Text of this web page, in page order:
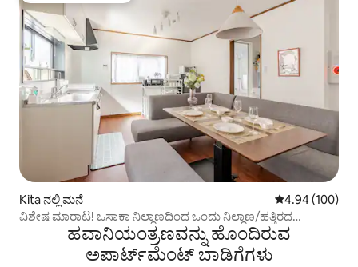
Kita ನಲ್ಲಿ ಮನೆ 5 ರಲ್ಲಿ 4.94
4.94 (100)
ವಿಶೇಷ ಮಾರಾಟ! ಒಸಾಕಾ ನಿಲ್ದಾಣದಿಂದ ಒಂದು ನಿಲ್ದಾಣ/ಹತ್ತಿರದ
ನಿಲ್ದಾಣದಿಂದ ಒಂದೂವರೆ ನಿಮಿಷ ನಡಿಗೆ/ಯುಎಸ್‌ಜೆಗೆ ರೈಲಿನಲ್ಲಿ 10 ನಿಮಿಷ/
ಗೌರ್ಮೆಟ್ ಸ್ಟ್ರೀಟ್/ಗರಿಷ್ಠ 10 ಜನರು
ಹವಾನಿಯಂತ್ರಣವನ್ನು ಹೊಂದಿರುವ
ಅಪಾರ್ಟ್‌ಮೆಂಟ್‌ ಬಾಡಿಗೆಗಳು